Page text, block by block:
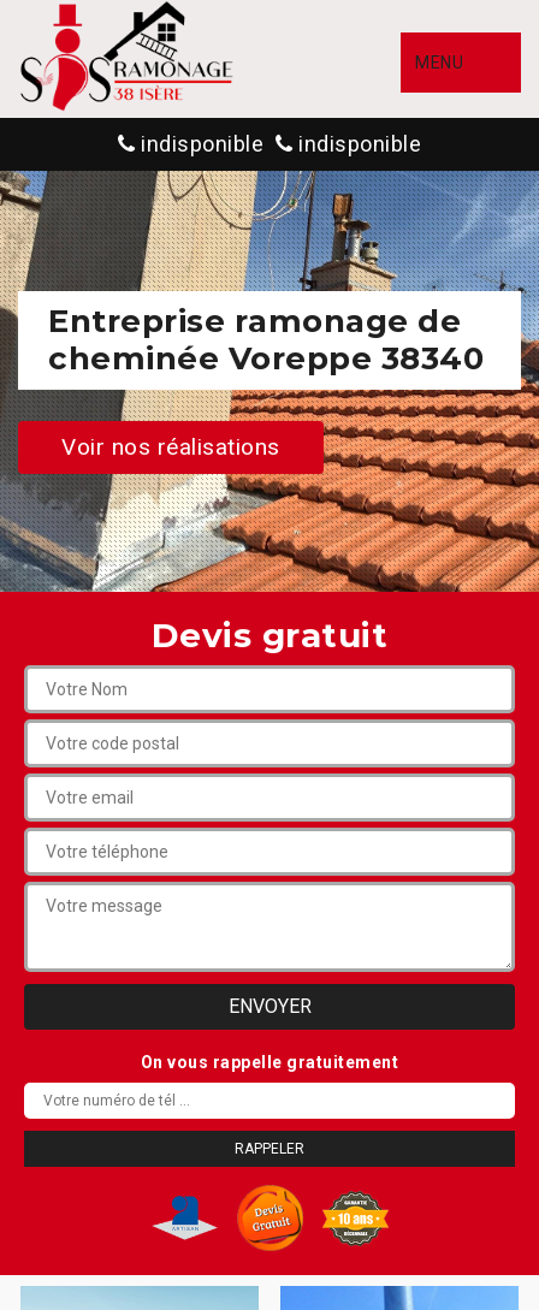
MENU
indisponible indisponible
Entreprise ramonage de
cheminée Voreppe 38340
Voir nos réalisations
Devis gratuit
On vous rappelle gratuitement